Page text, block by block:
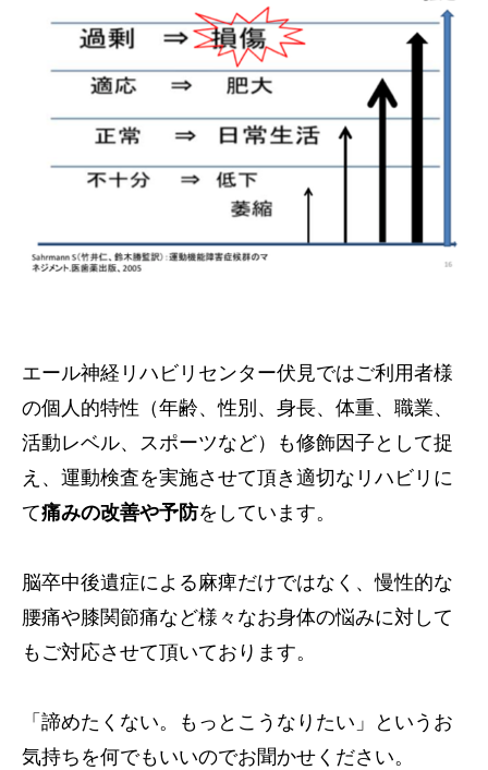
エール神経リハビリセンター伏見ではご利用者様
の個人的特性（年齢、性別、身長、体重、職業、
活動レベル、スポーツなど）も修飾因子として捉
え、運動検査を実施させて頂き適切なリハビリに
て痛みの改善や予防をしています。
脳卒中後遺症による麻痺だけではなく、慢性的な
腰痛や膝関節痛など様々なお身体の悩みに対して
もご対応させて頂いております。
「諦めたくない。もっとこうなりたい」というお
気持ちを何でもいいのでお聞かせください。